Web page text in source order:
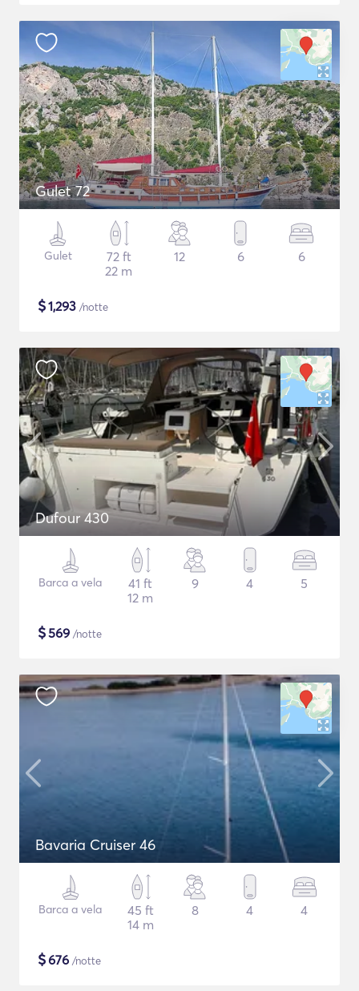
Gulet 72
Gulet
72 ft
22 m
12 6 6
$1,293 /notte
Dufour 430
Barca a vela
41 ft
12 m
9 4 5
$569 /notte
Bavaria Cruiser 46
Barca a vela
45 ft
14 m
8 4 4
$676 /notte